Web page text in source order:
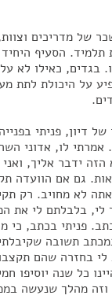
של מדריכים
תלמיד. הסעיף
בגדים, כאילו לא
על היכולת לתת
של דיון, פניתי
לו, אדוני
ידבר אליך,
גם אם הוועדה
לא מחויב. רק
לי, בלבלתם לי את
פניתי בכתב, כי
תשובה
כל שנה יוסיפו
וזה מהלך שנעשה